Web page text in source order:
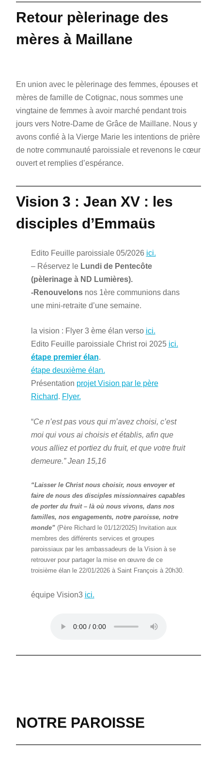
Retour pèlerinage des
mères à Maillane
En union avec le pèlerinage des femmes, épouses et
mères de famille de Cotignac, nous sommes une
vingtaine de femmes à avoir marché pendant trois
jours vers Notre-Dame de Grâce de Maillane. Nous y
avons confié à la Vierge Marie les intentions de prière
de notre communauté paroissiale et revenons le cœur
ouvert et remplies d’espérance.
Vision 3 : Jean XV : les
disciples d’Emmaüs
Edito Feuille paroissiale 05/2026 ici.
– Réservez leLundi de Pentecôte
(pèlerinage à ND Lumières).
-Renouvelonsnos 1ère communions dans
une mini-retraite d’une semaine.
la vision : Flyer 3 ème élan verso ici.
Edito Feuille paroissiale Christ roi 2025 ici.
étape premier élan.
étape deuxième élan.
Présentation projet Vision par le père
Richard. Flyer.
“Ce n’est pas vous qui m’avez choisi, c’est
moi qui vous ai choisis et établis, afin que
vous alliez et portiez du fruit, et que votre fruit
demeure.” Jean 15,16
“Laisser le Christ nous choisir, nous envoyer et
faire de nous des disciples missionnaires capables
de porter du fruit – là où nous vivons, dans nos
familles, nos engagements, notre paroisse, notre
monde” (Père Richard le 01/12/2025) Invitation aux
membres des différents services et groupes
paroissiaux par les ambassadeurs de la Vision à se
retrouver pour partager la mise en œuvre de ce
troisième élan le 22/01/2026 à Saint François à 20h30.
équipe Vision3 ici.
NOTRE PAROISSE